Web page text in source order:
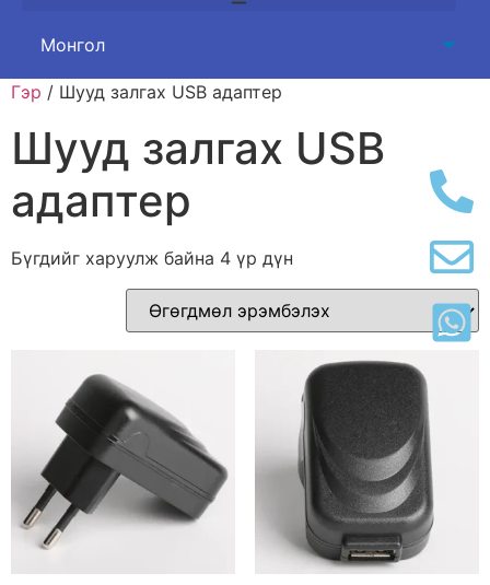
Гэр / Шууд залгах USB адаптер
Шууд залгах USB
адаптер
Бүгдийг харуулж байна 4 үр дүн